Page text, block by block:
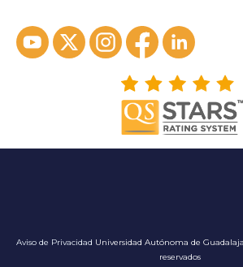
Aviso de Privacidad Universidad Autónoma de
reservados